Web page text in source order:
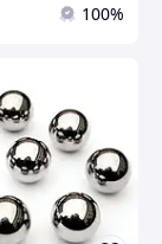
100%